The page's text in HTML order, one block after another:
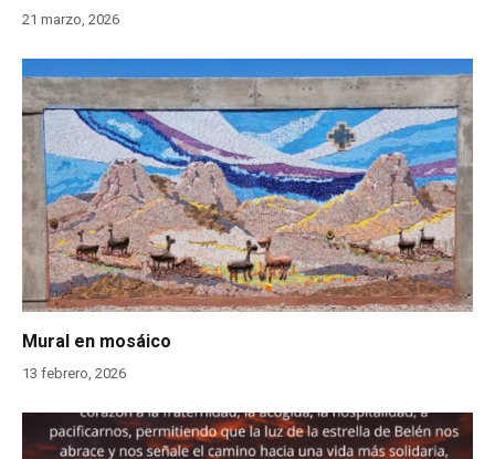
21 marzo, 2026
Mural en mosáico
13 febrero, 2026